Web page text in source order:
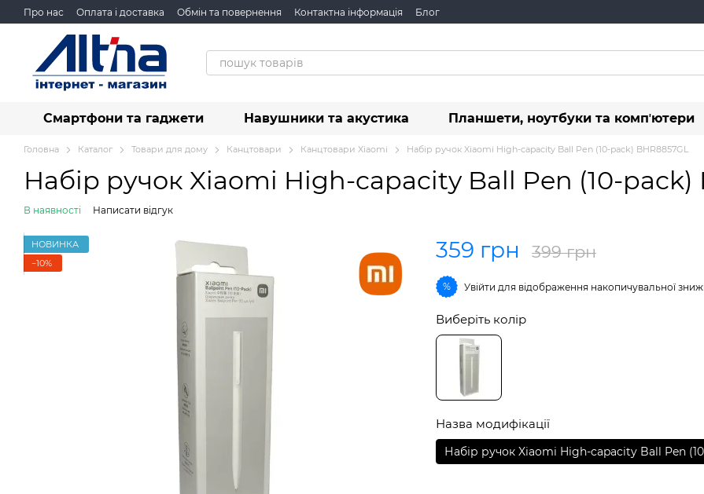
Перейти до основного контенту
Про нас Оплата і доставка Обмін та повернення Контактна інформація Блог
Смартфони та гаджети Навушники та акустика Планшети, ноутбуки та компʼютери
Головна Каталог Товари для дому Канцтовари Канцтовари Xiaomi Набір ручок Xiaomi High-capacity Ball Pen (10-pack) BHR8857GL
Набір ручок Xiaomi High-capacity Ball Pen (10-pack)
В наявності Написати відгук
НОВИНКА
−10%
359 грн 399 грн
% Увійти для відображення накопичувальної
Виберіть колір
Назва модифікації
Набір ручок Xiaomi High-capacity Ball Pen